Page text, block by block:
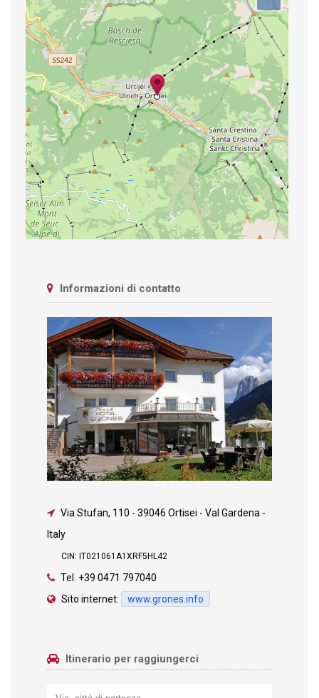
Informazioni di contatto
Via Stufan, 110 - 39046 Ortisei - Val Gardena -
Italy
CIN: IT021061A1XRF5HL42
Tel. +39 0471 797040
Sito internet:
www.grones.info
Itinerario per raggiungerci